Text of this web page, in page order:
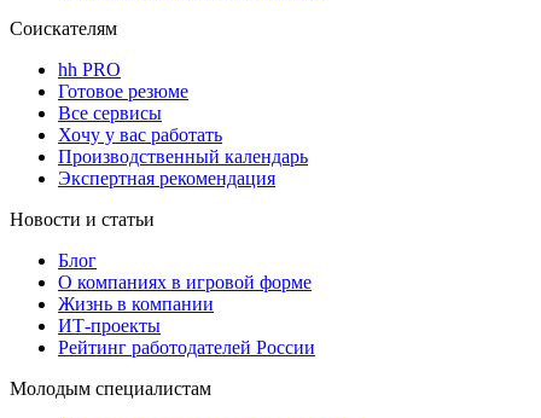
Соискателям
hh PRO
Готовое резюме
Все сервисы
Хочу у вас работать
Производственный календарь
Экспертная рекомендация
Новости и статьи
Блог
О компаниях в игровой форме
Жизнь в компании
ИТ-проекты
Рейтинг работодателей России
Молодым специалистам